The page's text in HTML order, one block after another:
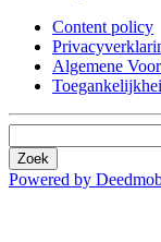
Content policy
Algemene
Zoek
Powered by